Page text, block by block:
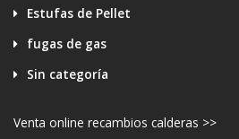
Estufas de Pellet
fugas de gas
Sin categoría
Venta online recambios calderas >>